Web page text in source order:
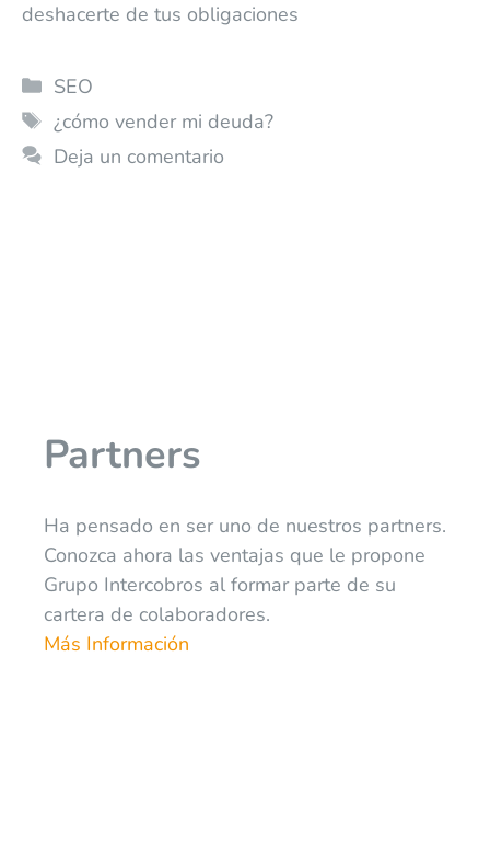
deshacerte de tus obligaciones
SEO
¿cómo vender mi deuda?
Deja un comentario
Partners
Ha pensado en ser uno de nuestros partners.
Conozca ahora las ventajas que le propone
Grupo Intercobros al formar parte de su
cartera de colaboradores.
Más Información